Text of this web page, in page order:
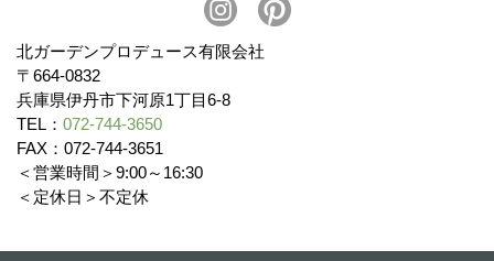
北ガーデンプロデュース有限会社
〒664-0832
兵庫県伊丹市下河原1丁目6-8
TEL： 072-744-3650
FAX：072-744-3651
＜営業時間＞9:00～16:30
＜定休日＞不定休